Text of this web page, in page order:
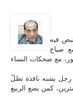
فيه
صياح
مع ضحكات النساء
يشبه نافذة تطلّ
كمن يضع الربيع